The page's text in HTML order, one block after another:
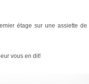
étage sur une assiette de
vous en dit!